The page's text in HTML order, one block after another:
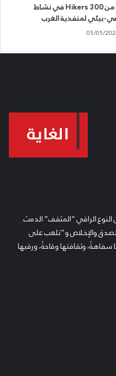
أكثر من 300 Hikers في نشاط
بيئي لمنفذية الغرب
05/05/
الراقي “المثقف” الدمث.
والإخلاص و”تلعب على
سفاهةً، وثقافتها وقاحةً، ورقيها